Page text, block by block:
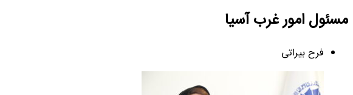
مسئول امور غرب آسیا
فرح بیراتی